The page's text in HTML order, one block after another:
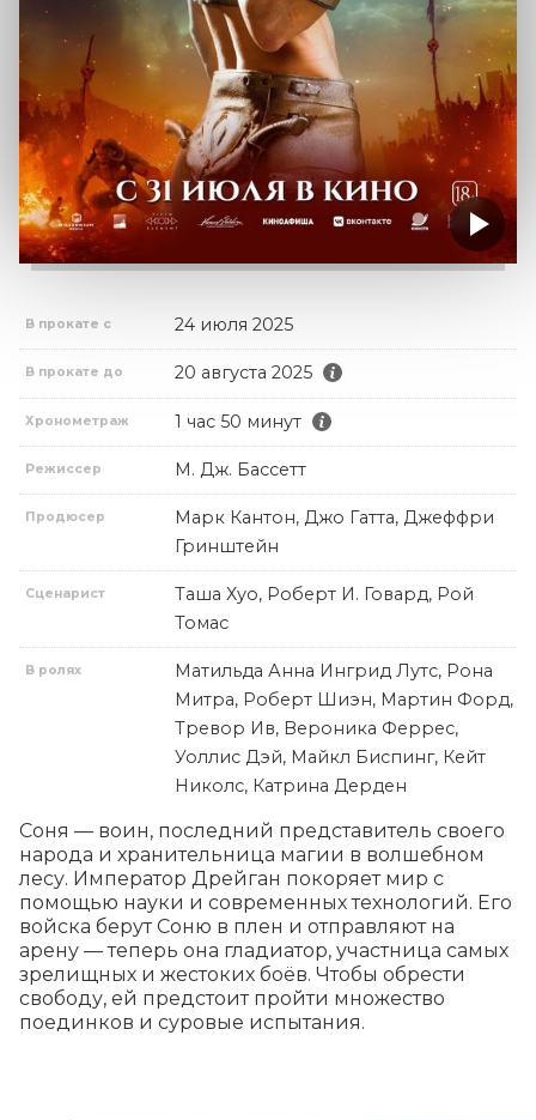
В прокате с 24 июля 2025
В прокате до 20 августа 2025
Хронометраж 1 час 50 минут
Режиссер М. Дж. Бассетт
Продюсер
Марк Кантон, Джо Гатта, Джеффри
Гринштейн
Сценарист
Таша Хуо, Роберт И. Говард, Рой
Томас
В ролях
Матильда Анна Ингрид Лутс, Рона
Митра, Роберт Шиэн, Мартин Форд,
Тревор Ив, Вероника Феррес,
Уоллис Дэй, Майкл Биспинг, Кейт
Николс, Катрина Дерден
Соня — воин, последний представитель своего
народа и хранительница магии в волшебном
лесу. Император Дрейган покоряет мир с
помощью науки и современных технологий. Его
войска берут Соню в плен и отправляют на
арену — теперь она гладиатор, участница самых
зрелищных и жестоких боёв. Чтобы обрести
свободу, ей предстоит пройти множество
поединков и суровые испытания.